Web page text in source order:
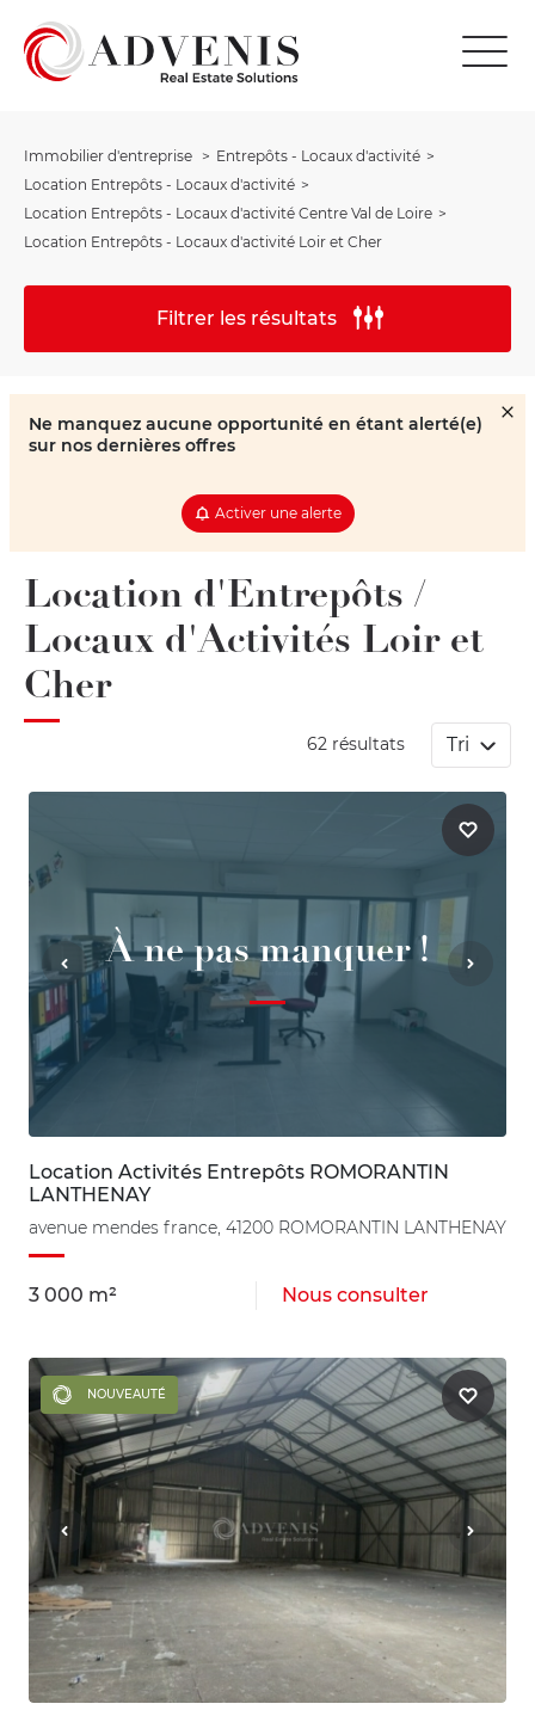
Immobilier d'entreprise
Entrepôts - Locaux d'activité
Location Entrepôts - Locaux d'activité
Location Entrepôts - Locaux d'activité Centre Val de Loire
Location Entrepôts - Locaux d'activité Loir et Cher
Filtrer les résultats
Ne manquez aucune opportunité en étant alerté(e)
sur nos dernières offres
Activer une alerte
Location d'Entrepôts /
Locaux d'Activités Loir et
Cher
62 résultats Tri
À ne pas manquer !
Location Activités Entrepôts ROMORANTIN
LANTHENAY
avenue mendes france, 41200 ROMORANTIN LANTHENAY
3 000 m² Nous consulter
NOUVEAUTÉ